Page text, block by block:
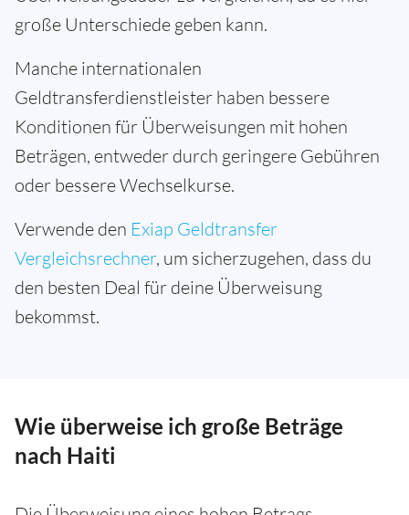
große Unterschiede geben kann.
Manche internationalen
Geldtransferdienstleister haben bessere
Konditionen für Überweisungen mit hohen
Beträgen, entweder durch geringere Gebühren
oder bessere Wechselkurse.
Verwende den Exiap Geldtransfer
Vergleichsrechner, um sicherzugehen, dass du
den besten Deal für deine Überweisung
bekommst.
Wie überweise ich große Beträge
nach Haiti